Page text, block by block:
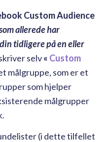
Custom Audience
allerede har
tidligere på en eller
selv« Custom
målgruppe, somer et
som hjelper
målgrupper
(i dette tilfellet